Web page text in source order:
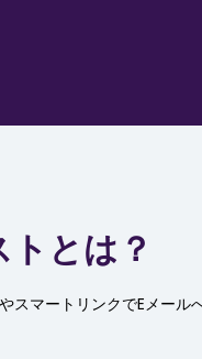
とは？
スマートリンクでEメー